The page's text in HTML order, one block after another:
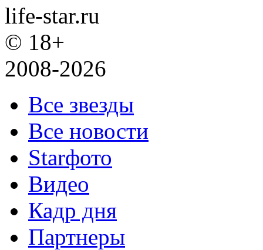
life-star.ru
© 18+
2008-2026
Все звезды
Все новости
Starфото
Видео
Кадр дня
Партнеры